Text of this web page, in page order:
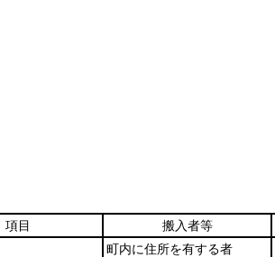
項目 搬入者等
町内に住所を有する者